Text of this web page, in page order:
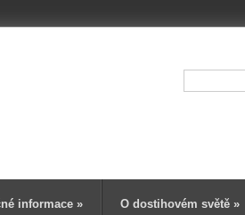
informace » O dostihovém světě »